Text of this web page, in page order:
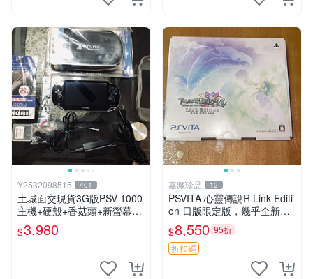
Y2532098515 401
土城面交現貨3G版PSV 1000
主機+硬殼+香菇頭+新螢幕玻
璃貼+初音掛繩+可改機版本8
成新 一年保修如照片所有的
$3,980
嘉藏珍品 12
PSVITA 心靈傳說R Link Editi
on 日版限定版，幾乎全新，
配件齊全，原裝包裝盒，說明
書，底座，掛件，布袋，卡都
在，游戲光盤已拆封但保存
$8,550 95折
折扣碼